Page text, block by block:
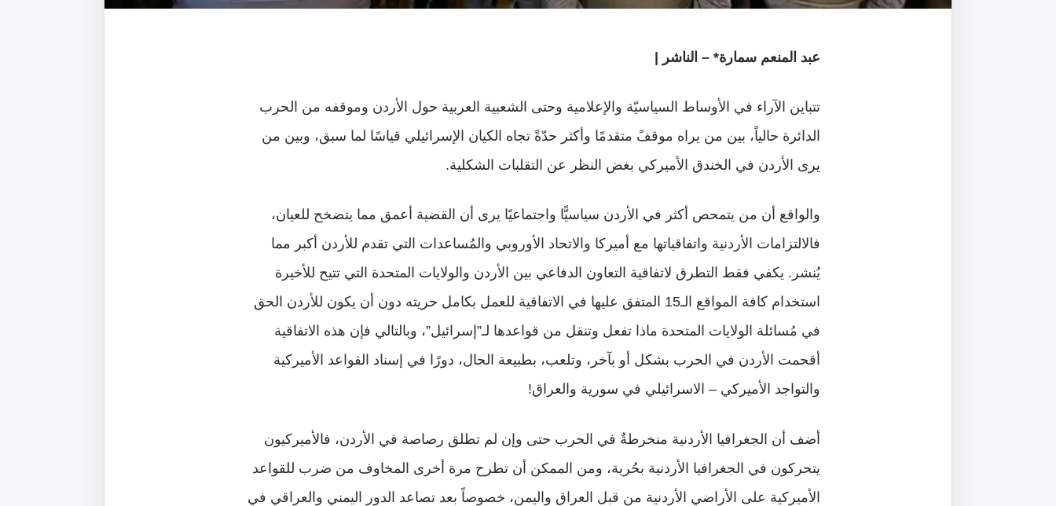
عبد المنعم سمارة* – الناشر |
تتباين الآراء في الأوساط السياسيّة والإعلامية وحتى الشعبية العربية حول الأردن وموقفه من الحرب
الدائرة حالياً، بين من يراه موقفً متقدمًا وأكثر حدّةً تجاه الكيان الإسرائيلي قياسًا لما سبق، وبين من
يرى الأردن في الخندق الأميركي بغض النظر عن التقلبات الشكلية.
والواقع أن من يتمحص أكثر في الأردن سياسيًّا واجتماعيًا يرى أن القضية أعمق مما يتضخح للعيان،
فالالتزامات الأردنية واتفاقياتها مع أميركا والاتحاد الأوروبي والمُساعدات التي تقدم للأردن أكبر مما
يُنشر. يكفي فقط التطرق لاتفاقية التعاون الدفاعي بين الأردن والولايات المتحدة التي تتيح للأخيرة
استخدام كافة المواقع الـ15 المتفق عليها في الاتفاقية للعمل بكامل حريته دون أن يكون للأردن الحق
في مُسائلة الولايات المتحدة ماذا تفعل وتنقل من قواعدها لـ”إسرائيل”، وبالتالي فإن هذه الاتفاقية
أقحمت الأردن في الحرب بشكل أو بآخر، وتلعب، بطبيعة الحال، دورًا في إسناد القواعد الأميركية
والتواجد الأميركي – الاسرائيلي في سورية والعراق!
أضف أن الجغرافيا الأردنية منخرطةٌ في الحرب حتى وإن لم تطلق رصاصة في الأردن، فالأميركيون
يتحركون في الجغرافيا الأردنية بحُرية، ومن الممكن أن تطرح مرة أخرى المخاوف من ضرب للقواعد
الأميركية على الأراضي الأردنية من قبل العراق واليمن، خصوصاً بعد تصاعد الدور اليمني والعراقي في